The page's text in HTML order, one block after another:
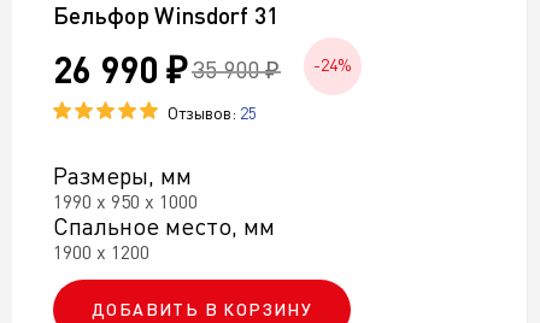
Бельфор Winsdorf 31
26 990 ₽ 35 900 ₽ -24%
Отзывов: 25
Размеры, мм
1990 х 950 х 1000
Спальное место, мм
1900 х 1200
ДОБАВИТЬ В КОРЗИНУ